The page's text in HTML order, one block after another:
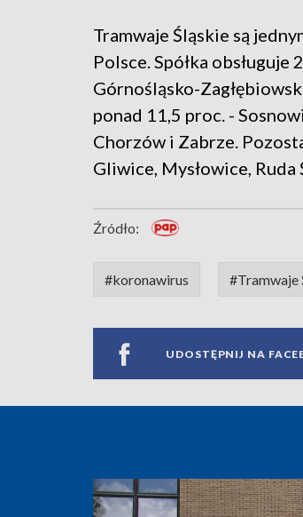
Tramwaje Śląskie są
Polsce. Spółka
Górnośląsko-
ponad 11,5 proc. -
Chorzów i Zabrze.
Gliwice, Mysłowice,
Źródło:
#koronawirus #Tramwaje
UDOSTĘPNIJ NA